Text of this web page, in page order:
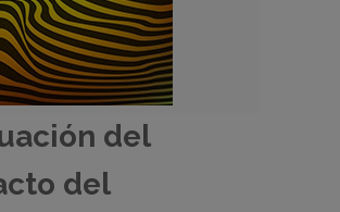
del
del